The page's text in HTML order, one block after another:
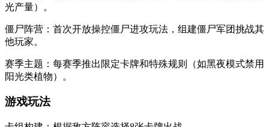
光产量）。
僵尸阵营：首次开放操控僵尸进攻玩法，组建僵尸军团挑战其
他玩家。
赛季主题：每赛季推出限定卡牌和特殊规则（如黑夜模式禁用
阳光类植物）。
游戏玩法